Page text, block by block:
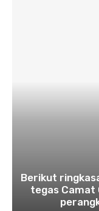
Berikut
tegas Camat